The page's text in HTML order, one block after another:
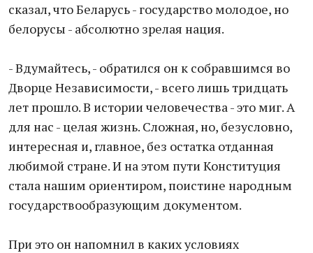
сказал, что Беларусь - государство молодое, но
белорусы - абсолютно зрелая нация.
- Вдумайтесь, - обратился он к собравшимся во
Дворце Независимости, - всего лишь тридцать
лет прошло. В истории человечества - это миг. А
для нас - целая жизнь. Сложная, но, безусловно,
интересная и, главное, без остатка отданная
любимой стране. И на этом пути Конституция
стала нашим ориентиром, поистине народным
государствообразующим документом.
При это он напомнил в каких условиях